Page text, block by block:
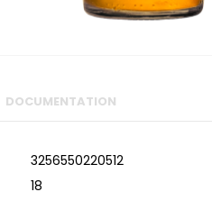
3256550220512
18
DOCUMENTATION